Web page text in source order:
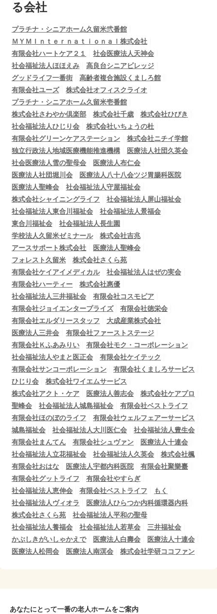
る会社
プラチナ・シニアホーム久留米弐番館
ＭＹＭＩｎｔｅｒｎａｔｉｏｎａｌ株式会社
有限会社ハートケア２１
社会医療法人天神会
社会福祉法人ほほえみ
高良台シニアビレッジ
グッドライフ一番街
高齢者複合施設くましろ館
有限会社ユーズ
株式会社オフィスクライオ
プラチナ・シニアホーム久留米壱番館
株式会社さわやか倶楽部
株式会社千歳
株式会社ひびき
社会福祉法人ひじり会
株式会社いちょうの杜
有限会社グリーンケアステーション
株式会社ニチイ学館
独立行政法人地域医療機能推進機構
医療法人社団久英会
社会医療法人雪の聖母会
医療法人布仁会
医療法人社団堀川会
医療法人八十八会ツジ胃腸科医院
医療法人聖峰会
社会福祉法人守屋福祉会
株式会社シャイニングライフ
社会福祉法人屏山福祉会
社会福祉法人東合川福祉会
社会福祉法人景福会
東合川福祉会
社会福祉法人長生園
学校法人久留米ゼミナール
株式会社吉兆
アースサポート株式会社
医療法人聖峰会
フォレスト久留米
株式会社さくら苑
有限会社ケイアイメディカル
社会福祉法人はぜの実会
有限会社ハーティー
株式会社惠優
社会福祉法人三井福祉会
有限会社コスモピア
有限会社ジョイエンタープライズ
有限会社徳栄会
有限会社エルダリースタッフ
大成産業株式会社
医療法人三井会
有限会社ファーストステージ
有限会社Ｋふあみりい
有限会社モク・コーポレーション
社会福祉法人やまと医正会
有限会社ケイテック
有限会社サンコーポレーション
有限会社くましろサービス
ひじり会
株式会社ワイエムサービス
株式会社アクト・ケア
医療法人善志会
株式会社ケアプロ
聖峰会
社会福祉法人城島福祉会
有限会社ベストライフ
有限会社ほのぼのライフ
有限会社ウェルフェアーサービス
城島福祉会
社会福祉法人大川医仁会
社会福祉法人豊生会
有限会社まんてん
有限会社シュヴァン
医療法人十連会
社会福祉法人立花福祉会
社会福祉法人久英会
株式会社楓
有限会社おはな
医療法人宇都内科医院
有限会社聚樂臺
有限会社グットライフ
有限会社やすらぎ
社会福祉法人恵伸会
有限会社ベストライフ
もく
社会福祉法人ヴィオラ
医療法人ひらつか内科循環器内科
株式会社さくら苑
社会福祉法人平和の聖母
社会福祉法人養福会
社会福祉法人若草会
三井福祉会
かぶしきがいしゃかえで
医療法人白壽会
医療法人十連会
医療法人松岡会
医療法人南溟会 株式会社学研ココファン
あなたにとって一番の老人ホームをご案内